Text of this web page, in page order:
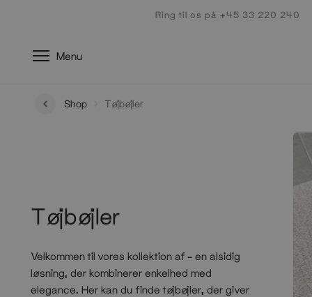
Ring til os på +45 33 220 240
Menu
Shop Tøjbøjler
Tøjbøjler
Velkommen til vores kollektion af – en alsidig
løsning, der kombinerer enkelhed med
elegance. Her kan du finde tøjbøjler, der giver